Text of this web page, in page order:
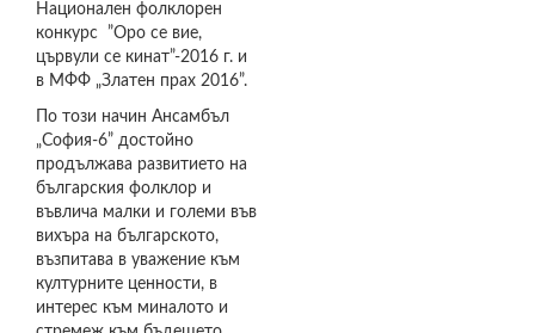
Национален фолклорен
конкурс ”Оро се вие,
цървули сe кинат”-2016 г. и
в МФФ „Златен прах 2016”.
По този начин Ансамбъл
„София-6” достойно
продължава развитието на
българския фолклор и
въвлича малки и големи във
вихъра на българското,
възпитава в уважение към
културните ценности, в
интерес към миналото и